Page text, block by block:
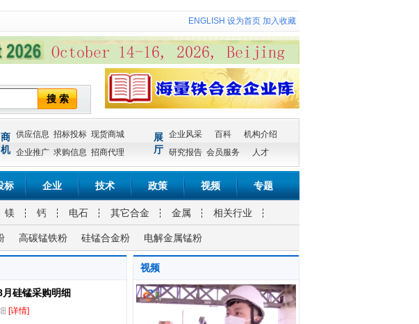
ENGLISH 设为首页 加入收藏
搜 索
商
机
供应信息 招标投标 现货商城
企业推广 求购信息 招商代理
展
厅
企业风采 百科
机构介绍
研究报告 会员服务 人才
标 企业 技术 政策 视频 专题
镁 钙 电石 其它合金 金属 相关行业
高碳锰铁粉 硅锰合金粉 电解金属锰粉
硅锰采购明细
[详情]
视频